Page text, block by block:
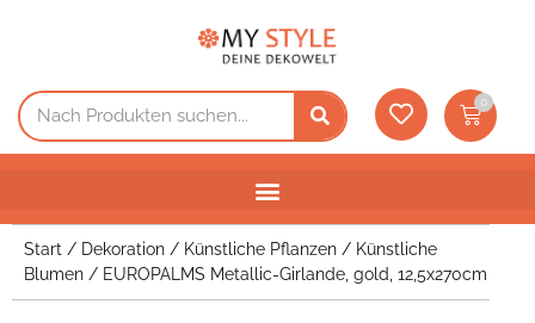
0
Start / Dekoration / Künstliche Pflanzen / Künstliche
Blumen / EUROPALMS Metallic-Girlande, gold, 12,5x270cm